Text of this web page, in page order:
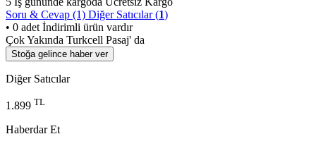
Soru & Cevap (1) Diğer Satıcılar (1)
• 0 adet İndirimli ürün vardır
Çok Yakında Turkcell Pasaj' da
Stoğa gelince haber ver
Diğer Satıcılar
1.899 TL
Haberdar Et